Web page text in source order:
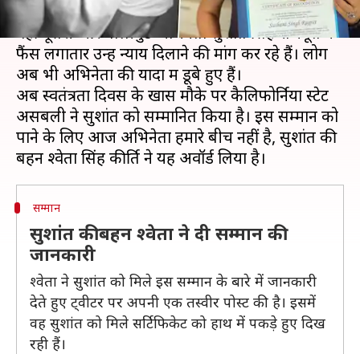
आज देशभर में स्वतंत्रता दिवस का जश्न मनाया जा रहा है।
वहीं दूसरी ओर बॉलीवुड अभिनेता सुशांत सिंह राजपूत के
फैंस लगातार उन्हें न्याय दिलाने की मांग कर रहे हैं। लोग
अब भी अभिनेता की यादों में डूबे हुए हैं।
अब स्वतंत्रता दिवस के खास मौके पर कैलिफोर्निया स्टेट
असेंबली ने सुशांत को सम्मानित किया है। इस सम्मान को
पाने के लिए आज अभिनेता हमारे बीच नहीं है, सुशांत की
सम्मान
सुशांत की बहन श्वेता ने दी सम्मान की
जानकारी
श्वेता ने सुशांत को मिले इस सम्मान के बारे में जानकारी
देते हुए ट्वीटर पर अपनी एक तस्वीर पोस्ट की है। इसमें
वह सुशांत को मिले सर्टिफिकेट को हाथ में पकड़े हुए दिख
रही हैं।